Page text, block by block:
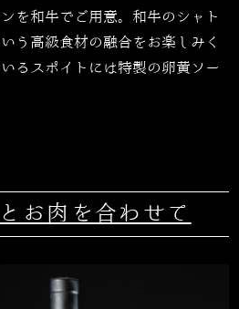
を和牛でご用意。和牛のシャト
う高級食材の融合をお楽しみく
るスポイトには特製の卵黄ソー
お肉を合わせて